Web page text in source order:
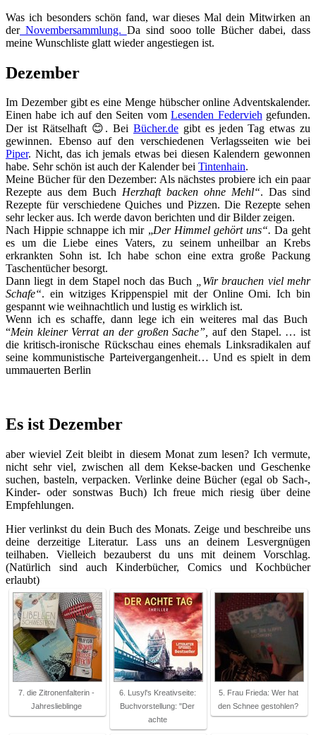
Was ich besonders schön fand, war dieses Mal dein Mitwirken an
derNovembersammlung. Da sind sooo tolle Bücher dabei, dass
meine Wunschliste glatt wieder angestiegen ist.
Dezember
Im Dezember gibt es eine Menge hübscher online Adventskalender.
Einen habe ich auf den Seiten vomLesenden Federviehgefunden.
Der ist Rätselhaft 😊. Bei Bücher.de gibt es jeden Tag etwas zu
gewinnen. Ebenso auf den verschiedenen Verlagsseiten wie bei
Piper. Nicht, das ich jemals etwas bei diesen Kalendern gewonnen
habe. Sehr schön ist auch der Kalender bei Tintenhain.
Meine Bücher für den Dezember: Als nächstes probiere ich ein paar
Rezepte aus dem Buch Herzhaft backen ohne Mehl“. Das sind
Rezepte für verschiedene Quiches und Pizzen. Die Rezepte sehen
sehr lecker aus. Ich werde davon berichten und dir Bilder zeigen.
Nach Hippie schnappe ich mir „Der Himmel gehört uns“. Da geht
es um die Liebe eines Vaters, zu seinem unheilbar an Krebs
erkrankten Sohn ist. Ich habe schon eine extra große Packung
Taschentücher besorgt.
Dann liegt in dem Stapel noch das Buch „Wir brauchen viel mehr
Schafe“. ein witziges Krippenspiel mit der Online Omi. Ich bin
gespannt wie weihnachtlich und lustig es wirklich ist.
Wenn ich es schaffe, dann lege ich ein weiteres mal das Buch
“Mein kleiner Verrat an der großen Sache”,auf den Stapel. … ist
die kritisch-ironische Rückschau eines ehemals Linksradikalen auf
seine kommunistische Parteivergangenheit… Und es spielt in dem
ummauerten Berlin
Es ist Dezember
aber wieviel Zeit bleibt in diesem Monat zum lesen? Ich vermute,
nicht sehr viel, zwischen all dem Kekse-backen und Geschenke
suchen, basteln, verpacken. Verlinke deine Bücher (egal ob Sach-,
Kinder- oder sonstwas Buch) Ich freue mich riesig über deine
Empfehlungen.
Hier verlinkst du dein Buch des Monats. Zeige und beschreibe uns
deine derzeitige Literatur. Lass uns an deinem Lesvergnügen
teilhaben. Vielleich bezauberst du uns mit deinem Vorschlag.
(Natürlich sind auch Kinderbücher, Comics und Kochbücher
erlaubt)
7. die Zitronenfalterin -
Jahreslieblinge
6. Lusyl's Kreativseite:
Buchvorstellung: "Der
achte
5. Frau Frieda: Wer hat
den Schnee gestohlen?